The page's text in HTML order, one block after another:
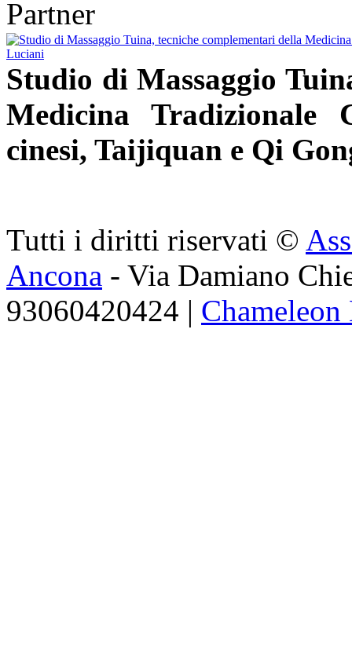
Partner
Studio di Massaggio
Medicina Tradizionale
cinesi, Taijiquan e Qi
Tutti i diritti riservati ©
Ancona - Via Damiano
93060420424 |